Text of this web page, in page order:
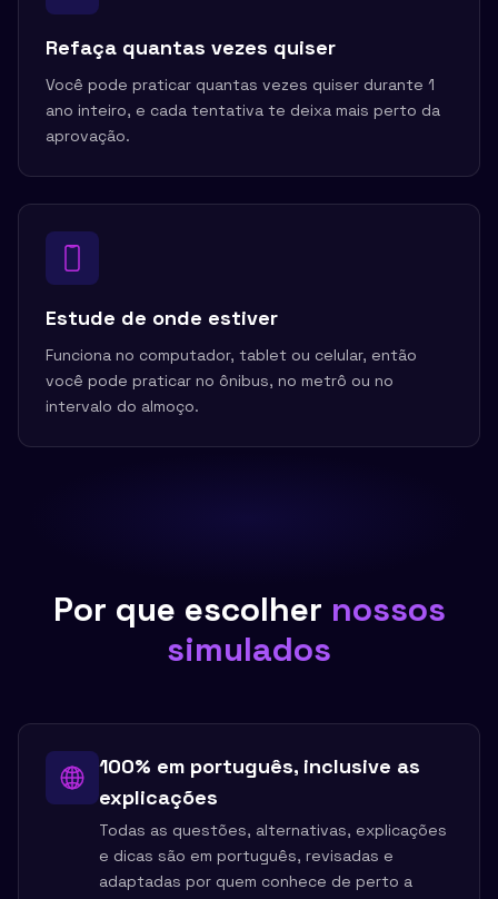
Refaça quantas vezes quiser
Você pode praticar quantas vezes quiser durante 1
ano inteiro, e cada tentativa te deixa mais perto da
aprovação.
Estude de onde estiver
Funciona no computador, tablet ou celular, então
você pode praticar no ônibus, no metrô ou no
intervalo do almoço.
Por que escolher nossos
simulados
100% em português, inclusive as
explicações
Todas as questões, alternativas, explicações
e dicas são em português, revisadas e
adaptadas por quem conhece de perto a